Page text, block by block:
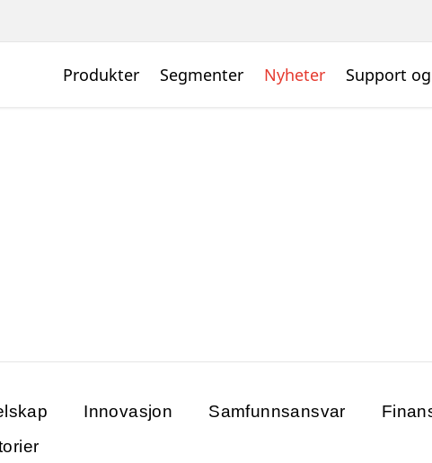
Produkter Segmenter Nyheter Support
Innovasjon Samfunnsansvar